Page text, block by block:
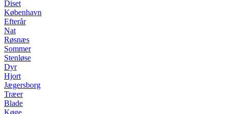
Diset
København
Efterår
Nat
Røsnæs
Sommer
Stenløse
Dyr
Hjort
Jægersborg
Træer
Blade
Køge